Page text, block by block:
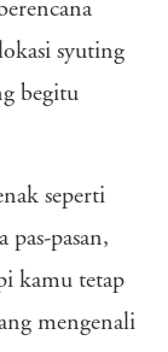
syuting
begitu
seperti
pas-pasan,
kamu tetap
mengenali